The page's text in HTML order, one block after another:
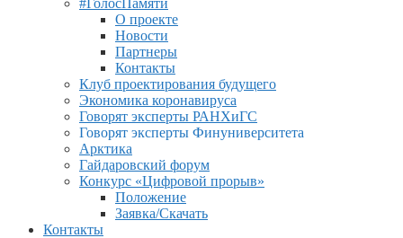
#ГолосПамяти
О проекте
Новости
Партнеры
Контакты
Клуб проектирования будущего
Экономика коронавируса
Говорят эксперты РАНХиГС
Говорят эксперты Финуниверситета
Арктика
Гайдаровский форум
Конкурс «Цифровой прорыв»
Положение
Заявка/Скачать
Контакты